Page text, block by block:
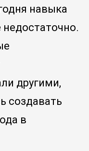
навыка
недостаточно.
другими,
создавать
в